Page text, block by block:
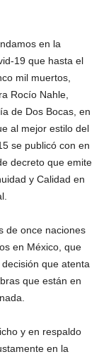
en la
19 que hasta el
mil muertos,
Rocío Nahle,
de Dos Bocas, en
al mejor estilo del
se publicó con en
decreto que emite
y Calidad en
de once naciones
en México, que
que atenta
que están en
y en respaldo
en la